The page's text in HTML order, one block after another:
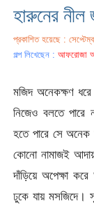
হারুনের নীল
প্রকাশিত হয়েছে :
গল্প লিখেছেন :আফরোজা
মজিদ অনেকক্ষণ
নিজেও বলতে
হতে পারে সে অনেক
কোনো নামাজই
দাঁড়িয়ে অপেক্ষা
ঢুকে যায় মসজিদে।